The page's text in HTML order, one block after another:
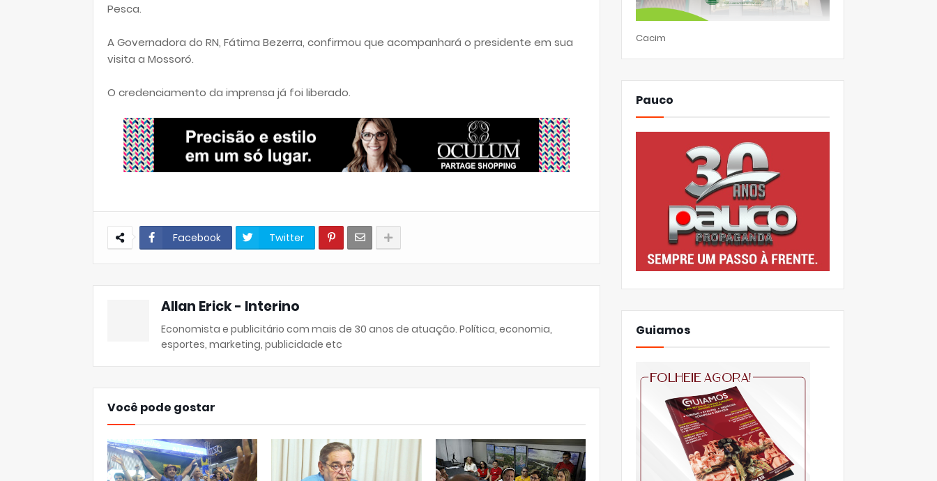
Pesca.
A Governadora do RN, Fátima Bezerra, confirmou que acompanhará o presidente em sua
visita a Mossoró.
O credenciamento da imprensa já foi liberado.
Facebook Twitter
Allan Erick - Interino
Economista e publicitário com mais de 30 anos de atuação. Política, economia,
esportes, marketing, publicidade etc
Você pode gostar
Cacim
Pauco
Guiamos